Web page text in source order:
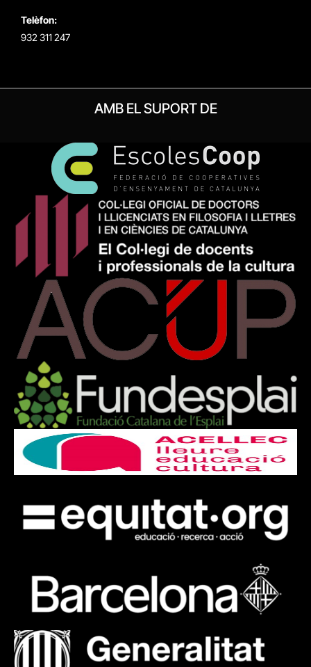
Telèfon:
932 311 247
AMB EL SUPORT DE